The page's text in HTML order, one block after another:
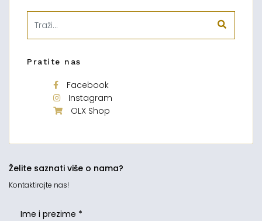
Pratite nas
Facebook
Instagram
OLX Shop
Želite saznati više o nama?
Kontaktirajte nas!
Ime i prezime *